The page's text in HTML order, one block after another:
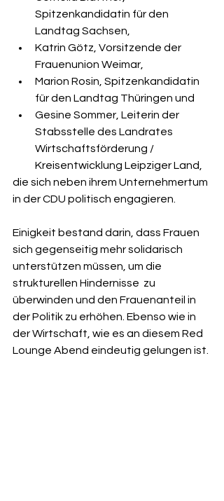
Spitzenkandidatin für den
Landtag Sachsen,
Katrin Götz, Vorsitzende der
Frauenunion Weimar,
Marion Rosin, Spitzenkandidatin
für den Landtag Thüringen und
Gesine Sommer, Leiterin der
Stabsstelle des Landrates
Wirtschaftsförderung /
Kreisentwicklung Leipziger Land,
die sich neben ihrem Unternehmertum
in der CDU politisch engagieren.
Einigkeit bestand darin, dass Frauen
sich gegenseitig mehr solidarisch
unterstützen müssen, um die
strukturellen Hindernisse  zu
überwinden und den Frauenanteil in
der Politik zu erhöhen. Ebenso wie in
der Wirtschaft, wie es an diesem Red
Lounge Abend eindeutig gelungen ist.